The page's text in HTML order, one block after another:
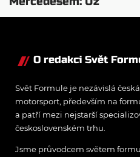
pochopili pohonnou
O redakci Svět
Svět Formule je nezávislá
motorsport, především na
a patří mezi nejstarší
československém trhu.
Jsme průvodcem světem